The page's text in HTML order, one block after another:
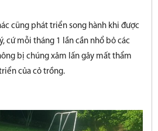
cũng phát triển song hành khi được
cứ mỗi tháng 1 lần cần nhổ bỏ các
bị chúng xâm lấn gây mất thẩm
của cỏ trồng.